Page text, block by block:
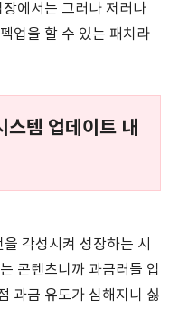
에서는 그러나 저러나
업을 할 수 있는 패치라
템 업데이트 내
각성시켜 성장하는 시
콘텐츠니까 과금러들 입
과금 유도가 심해지니 싫